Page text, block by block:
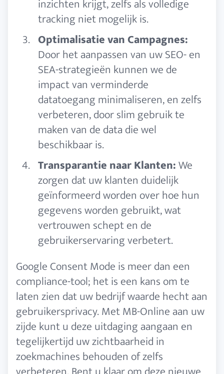
inzichten krijgt, zelfs als volledige
tracking niet mogelijk is.
Optimalisatie van Campagnes:
Door het aanpassen van uw SEO- en
SEA-strategieën kunnen we de
impact van verminderde
datatoegang minimaliseren, en zelfs
verbeteren, door slim gebruik te
maken van de data die wel
beschikbaar is.
Transparantie naar Klanten:We
zorgen dat uw klanten duidelijk
geïnformeerd worden over hoe hun
gegevens worden gebruikt, wat
vertrouwen schept en de
gebruikerservaring verbetert.
Google Consent Mode is meer dan een
compliance-tool; het is een kans om te
laten zien dat uw bedrijf waarde hecht aan
gebruikersprivacy. Met MB-Online aan uw
zijde kunt u deze uitdaging aangaan en
tegelijkertijd uw zichtbaarheid in
zoekmachines behouden of zelfs